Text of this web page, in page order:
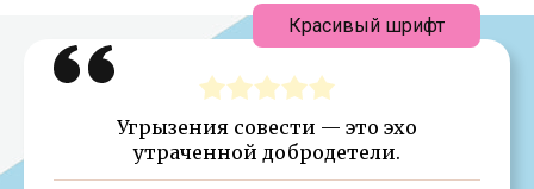
Угрызения совести — это эхо
утраченной добродетели.
Красивый шрифт